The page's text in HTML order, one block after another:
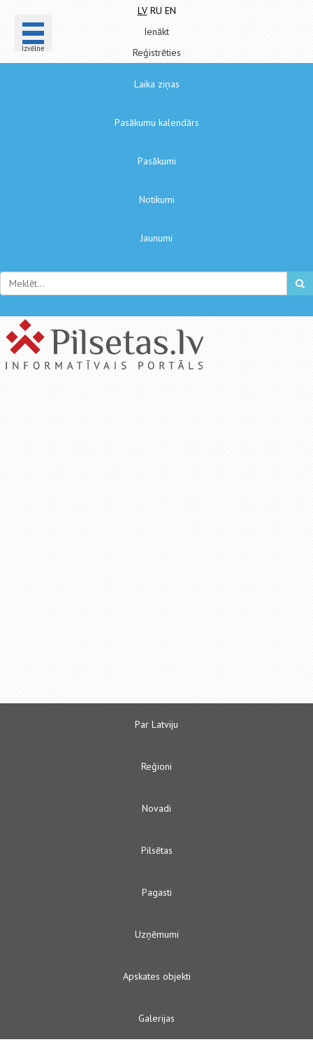
Izvēlne
LV RU EN
Ienākt
Reģistrēties
Laika ziņas
Pasākumu kalendārs
Pasākumi
Notikumi
Jaunumi
Par Latviju
Reģioni
Novadi
Pilsētas
Pagasti
Uzņēmumi
Apskates objekti
Galerijas